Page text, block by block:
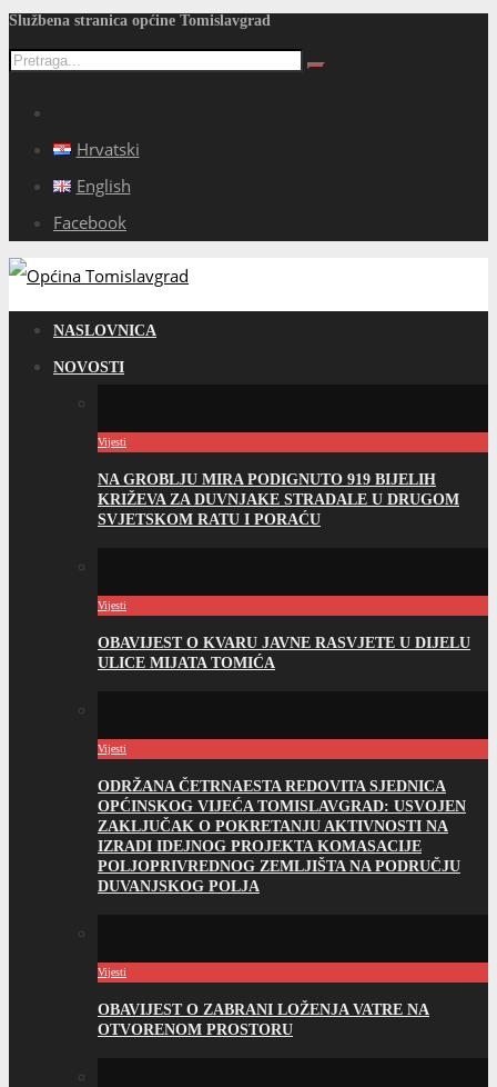
Službena stranica općine Tomislavgrad
Hrvatski
English
Facebook
NASLOVNICA
NOVOSTI
Vijesti
NA GROBLJU MIRA PODIGNUTO 919 BIJELIH
KRIŽEVA ZA DUVNJAKE STRADALE U DRUGOM
SVJETSKOM RATU I PORAĆU
Vijesti
OBAVIJEST O KVARU JAVNE RASVJETE U DIJELU
ULICE MIJATA TOMIĆA
Vijesti
ODRŽANA ČETRNAESTA REDOVITA SJEDNICA
OPĆINSKOG VIJEĆA TOMISLAVGRAD: USVOJEN
ZAKLJUČAK O POKRETANJU AKTIVNOSTI NA
IZRADI IDEJNOG PROJEKTA KOMASACIJE
POLJOPRIVREDNOG ZEMLJIŠTA NA PODRUČJU
DUVANJSKOG POLJA
Vijesti
OBAVIJEST O ZABRANI LOŽENJA VATRE NA
OTVORENOM PROSTORU